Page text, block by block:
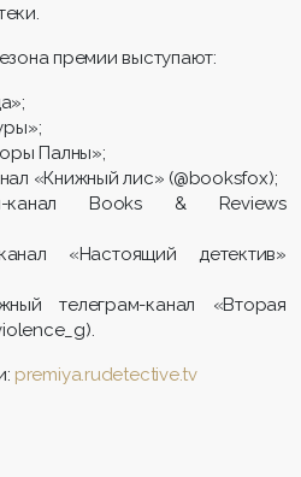
премии выступают:
Палны»;
«Книжный лис» (@booksfox);
канал Books & Reviews
«Настоящий детектив»
телеграм-канал «Вторая
premiya.rudetective.tv